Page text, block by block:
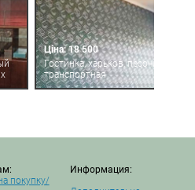
Ціна: 18 500
Гостинка, харьков, песочин,
транспортная
покупку/
Информация: